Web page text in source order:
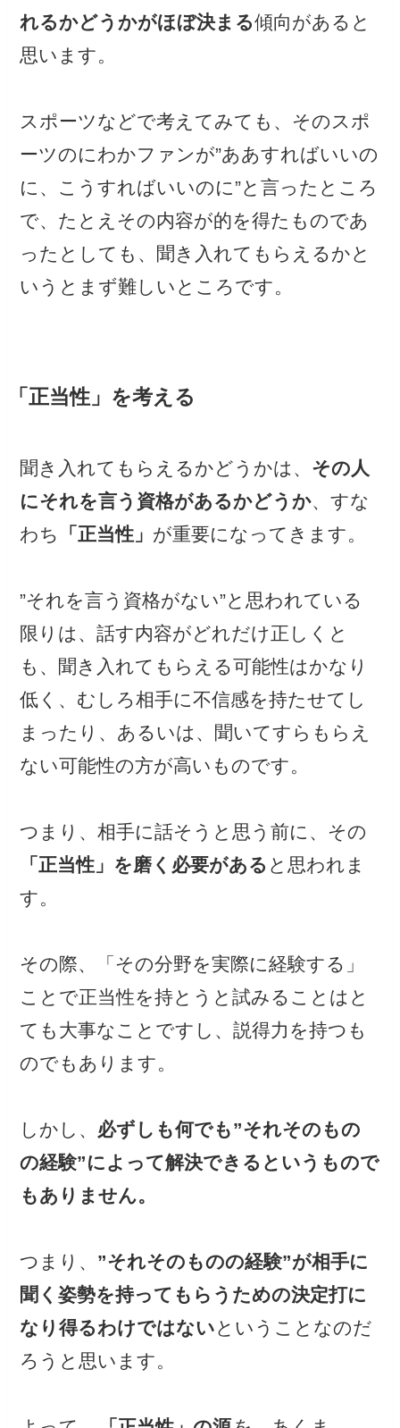
れるかどうかがほぼ決まる傾向があると
思います。
スポーツなどで考えてみても、そのスポ
ーツのにわかファンが”ああすればいいの
に、こうすればいいのに”と言ったところ
で、たとえその内容が的を得たものであ
ったとしても、聞き入れてもらえるかと
いうとまず難しいところです。
「正当性」を考える
聞き入れてもらえるかどうかは、 その人
にそれを言う資格があるかどうか、すな
わち
「正当性」 が重要になってきます。
”それを言う資格がない”と思われている
限りは、話す内容がどれだけ正しくと
も、聞き入れてもらえる可能性はかなり
低く、むしろ相手に不信感を持たせてし
まったり、あるいは、聞いてすらもらえ
ない可能性の方が高いものです。
つまり、相手に話そうと思う前に、その
「正当性」を磨く必要がある と思われま
す。
その際、「その分野を実際に経験する」
ことで正当性を持とうと試みることはと
ても大事なことですし、説得力を持つも
のでもあります。
しかし、 必ずしも何でも”それそのもの
の経験”によって解決できるというもので
もありません。
つまり、 ”それそのものの経験”が相手に
聞く姿勢を持ってもらうための決定打に
なり得るわけではないということなのだ
ろうと思います。